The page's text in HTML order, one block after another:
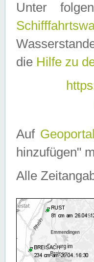
Unter
die Hilfe zu
Auf
hinzufügen"
Alle